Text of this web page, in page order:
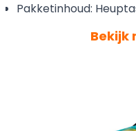
Pakketinhoud:
Bekijk